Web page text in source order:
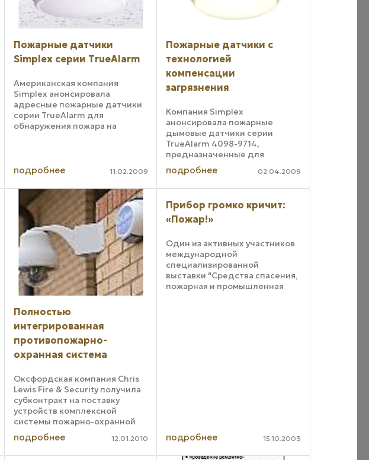
Пожарные датчики
Simplex серии TrueAlarm
Американская компания
Simplex анонсировала
адресные пожарные датчики
серии TrueAlarm для
обнаружения пожара на
комбинированными
Simplex подключаются к ...
подробнее 11.02.2009
Пожарные датчики с
технологией
компенсации
загрязнения
Компания Simplex
анонсировала пожарные
дымовые датчики серии
TrueAlarm 4098-9714,
предназначенные для
раннего обнаружения
возгорания или задымления в
закрытых помещениях. Новые
идентифицируют пожар по
значению оптической ...
подробнее 02.04.2009
Полностью
интегрированная
противопожарно-
охранная система
Оксфордская компания Chris
Lewis Fire & Security получила
субконтракт на поставку
устройств комплексной
системы пожарно-охранной
сигнализации для установки
их в здании школы Khalsa
Primary School в Саутхолле,
подробнее 12.01.2010
Прибор громко кричит:
«Пожар!»
Один из активных участников
международной
специализированной
выставки "Средства спасения,
пожарная и промышленная
подробнее 15.10.2003